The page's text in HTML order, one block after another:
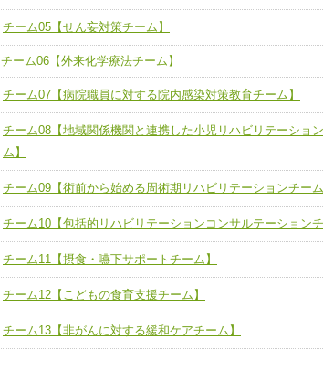
他職種の視点とスキルを学び、相互理解と連携を深め
チーム05【せん妄対策チーム】
チーム06【外来化学療法チーム】
チーム07【病院職員に対する院内感染対策教育チーム】
チーム08【地域関係機関と連携した小児リハビリテー
チーム09【術前から始める周術期リハビリテーション
ム】
チーム10【包括的リハビリテーションコンサルテーシ
ーム】
チーム11【摂食・嚥下サポートチーム】
チーム12【こどもの食育支援チーム】
チーム05【せん妄対策チーム】
チーム06【外来化学療法チーム】
チーム07【病院職員に対する院内感染対策教育チーム】
チーム08【地域関係機関と連携した小児リハビリテーショ
ム】
チーム09【術前から始める周術期リハビリテーションチーム
チーム10【包括的リハビリテーションコンサルテーションチ
チーム11【摂食・嚥下サポートチーム】
チーム12【こどもの食育支援チーム】
チーム13【非がんに対する緩和ケアチーム】